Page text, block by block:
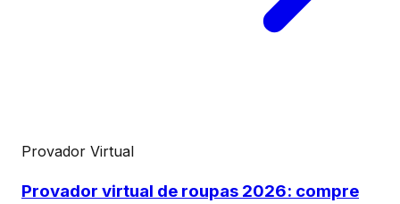
Provador Virtual
Provador virtual de roupas 2026: compre